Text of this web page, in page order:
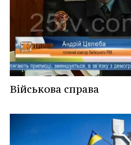
Військова справа